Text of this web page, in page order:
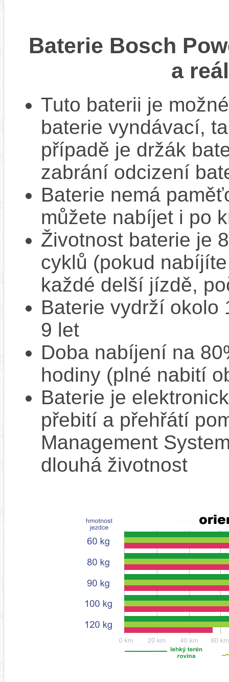
Baterie Bosch
a
Tuto baterii je
baterie vyndávací,
případě je držák
zabrání odcizení
Baterie nemá
můžete nabíjet i po
Životnost baterie je
cyklů (pokud
každé delší jízdě,
Baterie vydrží okolo
9 let
Doba nabíjení na
hodiny (plné nabití
Baterie je
přebití a přehřátí
Management
dlouhá životnost